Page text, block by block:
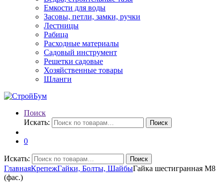
Емкости для воды
Засовы, петли, замки, ручки
Лестницы
Рабица
Расходные материалы
Садовый инструмент
Решетки садовые
Хозяйственные товары
Шланги
Поиск
Искать:
Поиск
0
Искать: Поиск
ГлавнаяКрепежГайки, Болты, ШайбыГайка шестигранная М8
(фас.)